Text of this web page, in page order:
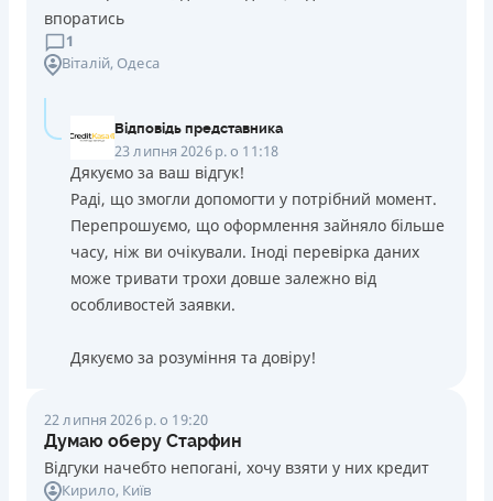
впоратись
1
Віталій, Одеса
Відповідь представника
23 липня 2026 р. о 11:18
Дякуємо за ваш відгук!
Раді, що змогли допомогти у потрібний момент.
Перепрошуємо, що оформлення зайняло більше
часу, ніж ви очікували. Іноді перевірка даних
може тривати трохи довше залежно від
особливостей заявки.
Дякуємо за розуміння та довіру!
22 липня 2026 р. о 19:20
Думаю оберу Старфин
Відгуки начебто непогані, хочу взяти у них кредит
Кирило, Київ